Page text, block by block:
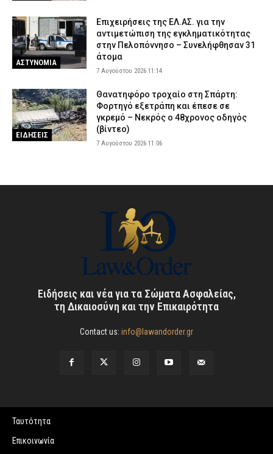
ΑΣΤΥΝΟΜΙΑ
Επιχειρήσεις της ΕΛ.ΑΣ. για την
αντιμετώπιση της εγκληματικότητας
στην Πελοπόννησο – Συνελήφθησαν 31
άτομα
7 Αυγούστου 2026 11:14
ΕΙΔΗΣΕΙΣ
Θανατηφόρο τροχαίο στη Σπάρτη:
Φορτηγό εξετράπη και έπεσε σε
γκρεμό – Νεκρός ο 48χρονος οδηγός
(βίντεο)
7 Αυγούστου 2026 11:06
Ειδήσεις και νέα για τα Σώματα Ασφαλείας,
τη Δικαιοσύνη και την Επικαιρότητα
Contact us: info@lawandorder.gr
Ταυτότητα
Επικοινωνία